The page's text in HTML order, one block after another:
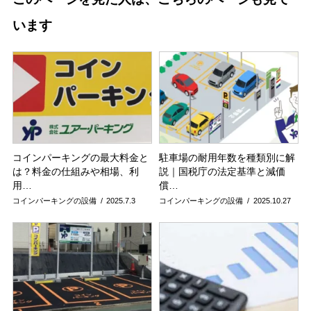
います
コインパーキングの最大料金と
は？料金の仕組みや相場、利
用…
2025.7.3
コインパーキングの設備
駐車場の耐用年数を種類別に解
説｜国税庁の法定基準と減価
償…
2025.10.27
コインパーキングの設備